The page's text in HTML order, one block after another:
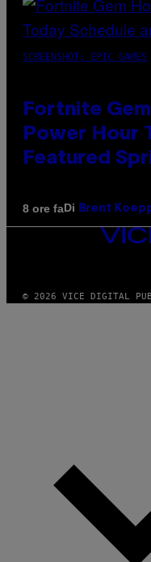
SCREENSHOT: EPIC GAMES
Fortnite
Power Hour
Featured
8 ore faDi Brent
VICE
© 2026 VICE DIGITAL